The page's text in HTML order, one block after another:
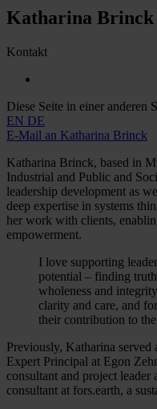
Katharina Brinck
Kontakt
Diese Seite in einer anderen
EN DE
E-Mail an Katharina Brinck
Katharina Brinck, based in
Industrial and Public and
leadership development as
deep expertise in systems
her work with clients,
empowerment.
I love supporting
potential – finding
wholeness and
clarity and care, and
their contribution to
Previously, Katharina served
Expert Principal at Egon
consultant and project
consultant at fors.earth, a